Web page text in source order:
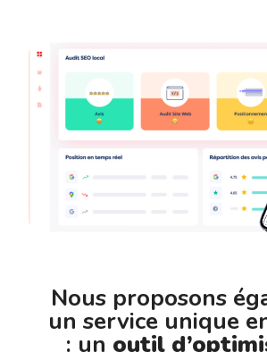
Nous proposons
un service unique
: un outil